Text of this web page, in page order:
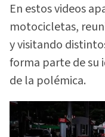
En estos videos
motocicletas,
y visitando
forma parte de su
de la polémica.